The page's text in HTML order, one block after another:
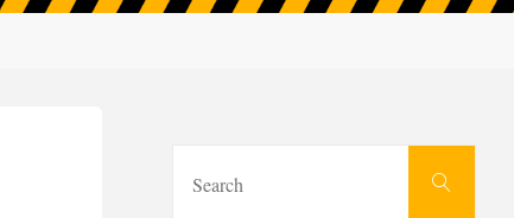
Search